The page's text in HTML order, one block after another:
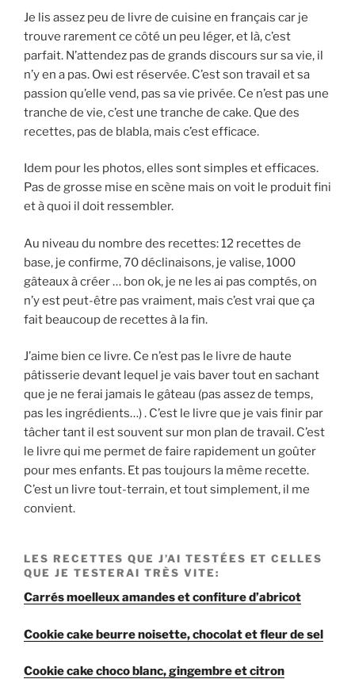
Je lis assez peu de livre de cuisine en français car je
trouve rarement ce côté un peu léger, et là, c’est
parfait. N’attendez pas de grands discours sur sa vie, il
n’y en a pas. Owi est réservée. C’est son travail et sa
passion qu’elle vend, pas sa vie privée. Ce n’est pas une
tranche de vie, c’est une tranche de cake. Que des
recettes, pas de blabla, mais c’est efficace.
Idem pour les photos, elles sont simples et efficaces.
Pas de grosse mise en scène mais on voit le produit fini
et à quoi il doit ressembler.
Au niveau du nombre des recettes: 12 recettes de
base, je confirme, 70 déclinaisons, je valise, 1000
gâteaux à créer … bon ok, je ne les ai pas comptés, on
n’y est peut-être pas vraiment, mais c’est vrai que ça
fait beaucoup de recettes à la fin.
J’aime bien ce livre. Ce n’est pas le livre de haute
pâtisserie devant lequel je vais baver tout en sachant
que je ne ferai jamais le gâteau (pas assez de temps,
pas les ingrédients…) . C’est le livre que je vais finir par
tâcher tant il est souvent sur mon plan de travail. C’est
le livre qui me permet de faire rapidement un goûter
pour mes enfants. Et pas toujours la même recette.
C’est un livre tout-terrain, et tout simplement, il me
convient.
LES RECETTES QUE J’AI TESTÉES ET CELLES
QUE JE TESTERAI TRÈS VITE:
Carrés moelleux amandes et confiture d’abricot
Cookie cake beurre noisette, chocolat et fleur de sel
Cookie cake choco blanc, gingembre et citron